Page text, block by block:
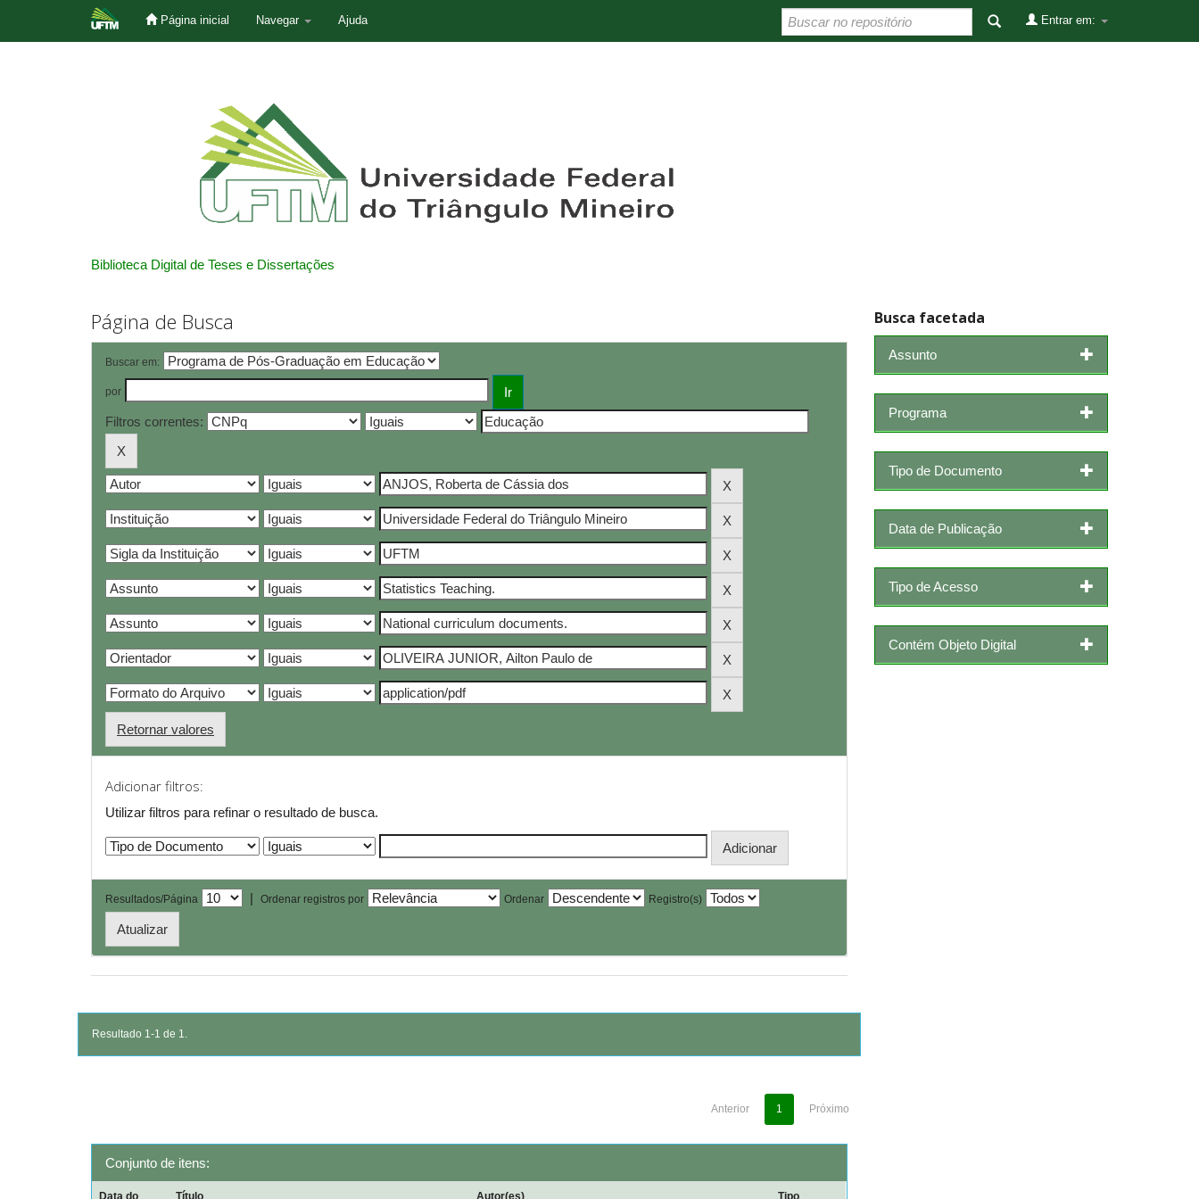
Página inicial Navegar Ajuda Entrar em:
Biblioteca Digital de Teses e Dissertações
Página de Busca
Buscar em:
por
Filtros correntes:
Retornar valores
Adicionar filtros:
Utilizar filtros para refinar o resultado de busca.
Resultados/Página | Ordenar registros por Ordenar Registro(s)
Resultado 1-1 de 1.
Anterior 1 Próximo
Conjunto de itens:
Data do Título Autor(es) Tipo
Busca facetada
Assunto
Programa
Tipo de Documento
Data de Publicação
Tipo de Acesso
Contém Objeto Digital